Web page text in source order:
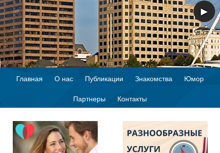
◀ ▶
Главная О нас Публикации Знакомства Юмор
Партнеры Контакты